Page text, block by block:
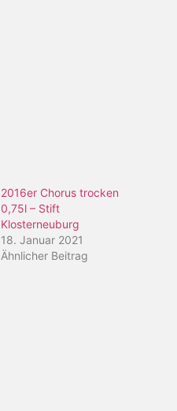
2016er Chorus trocken
0,75l – Stift
Klosterneuburg
18. Januar 2021
Ähnlicher Beitrag